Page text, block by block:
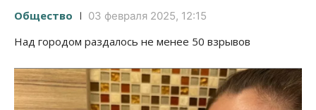
Общество 03 февраля 2025, 12:15
Над городом раздалось не менее 50 взрывов